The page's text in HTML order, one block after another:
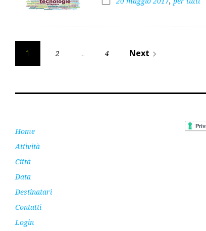
Paginazione
degli
articoli
1 2 4 Next navigate_next
Home
Attività
Città
Data
Destinatari
Contatti
Login